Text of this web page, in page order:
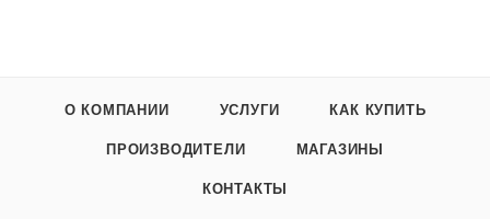
О КОМПАНИИ УСЛУГИ КАК КУПИТЬ
ПРОИЗВОДИТЕЛИ МАГАЗИНЫ
КОНТАКТЫ